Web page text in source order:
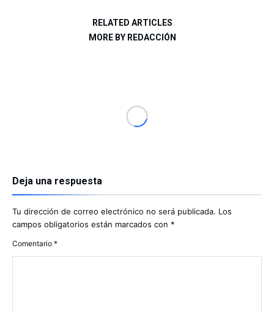
RELATED ARTICLES
MORE BY REDACCIÓN
Deja una respuesta
Tu dirección de correo electrónico no será publicada. Los
campos obligatorios están marcados con *
Comentario *